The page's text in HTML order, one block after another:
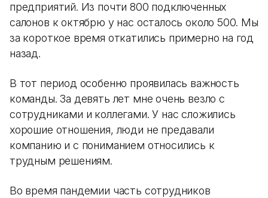
предприятий. Из почти 800 подключенных
салонов к октябрю у нас осталось около 500. Мы
за короткое время откатились примерно на год
назад.
В тот период особенно проявилась важность
команды. За девять лет мне очень везло с
сотрудниками и коллегами. У нас сложились
хорошие отношения, люди не предавали
компанию и с пониманием относились к
трудным решениям.
Во время пандемии часть сотрудников